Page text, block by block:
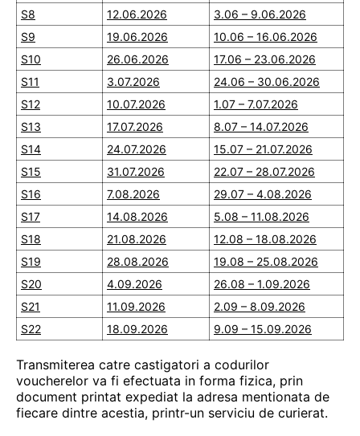
S8 12.06.2026
3.06 – 9.06.2026
S9
19.06.2026
10.06 – 16.06.2026
S10
26.06.2026
17.06 – 23.06.2026
S11
3.07.2026
24.06 – 30.06.2026
S12
10.07.2026
1.07 – 7.07.2026
S13
17.07.2026
8.07 – 14.07.2026
S14
24.07.2026
15.07 – 21.07.2026
S15
31.07.2026
22.07 – 28.07.2026
S16
7.08.2026
29.07 – 4.08.2026
S17
14.08.2026
5.08 – 11.08.2026
S18
21.08.2026
12.08 – 18.08.2026
S19
28.08.2026
19.08 – 25.08.2026
S20
4.09.2026
26.08 – 1.09.2026
S21
11.09.2026
2.09 – 8.09.2026
S22
18.09.2026 9.09 – 15.09.2026
Transmiterea catre castigatori a codurilor
voucherelor va fi efectuata in forma fizica, prin
document printat expediat la adresa mentionata de
fiecare dintre acestia, printr-un serviciu de curierat.